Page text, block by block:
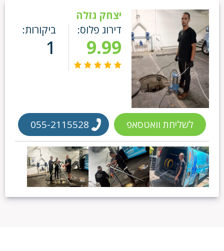
יצחק גזלה
דירוג פלוס:
9.99
ביקורות:
1
לשליחת וואטסאפ 055-2115528